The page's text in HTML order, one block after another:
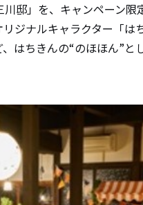
邸」を、キャンペーン
ジナルキャラクター「は
はちきんの“のほほん”と